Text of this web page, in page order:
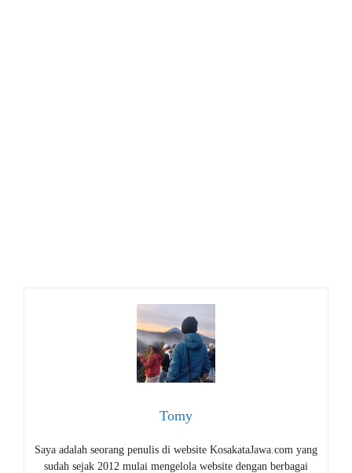
Tomy
Saya adalah seorang penulis di website KosakataJawa.com yang
sudah sejak 2012 mulai mengelola website dengan berbagai